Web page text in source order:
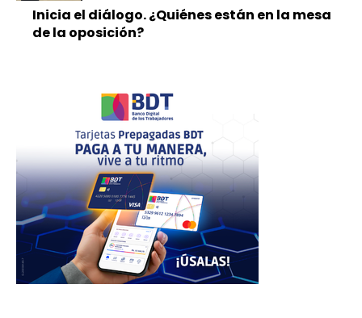
Inicia el diálogo. ¿Quiénes están en la mesa
de la oposición?